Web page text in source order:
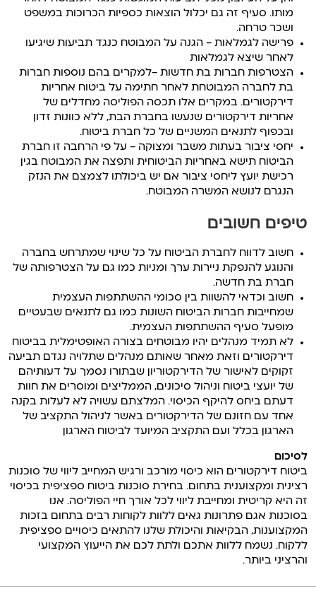
מותו. סעיף זה גם יכלול הוצאות כספיות הכרוכות במשפט
ושכר טרחה.
פרישה לגמלאות – הגנה על המבוטח כנגד תביעות שיגיעו
לאחר שיצא לגמלאות
הצטרפות חברות בת חדשות –למקרים בהם נוספות חברות
בת לחברה המבוטחת לאחר חתימה על ביטוח אחריות
דירקטורים. במקרים אלו תכסה הפוליסה מחדלים של
אחריות דירקטורים שנעשו בחברת הבת, ללא כוונות זדון
ובכפוף לתנאים המשניים של כל חברת ביטוח.
יחסי ציבור בעתות משבר ומצוקה – על פי הרחבה זו חברת
הביטוח תישא באחריות הביטוחית ותפצה את המבוטח בגין
רכישת יועץ ליחסי ציבור אם יש ביכולתו לצמצם את הנזק
הנגרם לנושא המשרה המבוטח.
טיפים חשובים
חשוב לדווח לחברת הביטוח על כל שינוי שמתרחש בחברה
והנוגע להנפקת ניירות ערך ומניות כמו גם על הצטרפותה של
חברת בת חדשה.
חשוב וכדאי להשוות בין סכומי ההשתתפות העצמית
שמחייבות חברות הביטוח השונות כמו גם לתנאים שבעטיים
מופעל סעיף ההשתתפות העצמית.
לא תמיד מנהלים יהיו מבוטחים בצורה האופטימלית בביטוח
דירקטורים וזאת מאחר שאותם מנהלים שתלויה נגדם תביעה
זקוקים לאישור של הדירקטוריון שבתורו נסמך על דעותיהם
של יועצי ביטוח וניהול סיכונים, הממליצים ומוסרים את חוות
דעתם ביחס להיקף הכיסוי. המלצתם עשויה לא לעלות בקנה
אחד עם חזונם של הדירקטורים באשר לניהול התקציב של
הארגון בכלל ועם התקציב המיועד לביטוח הארגון
לסיכום
ביטוח דירקטורים הוא כיסוי מורכב ורגיש המחייב ליווי של סוכנות
רצינית ומקצוענית בתחום. בחירת סוכנות ביטוח ספציפית בכיסוי
זה היא קריטית ומחייבת ליווי לכל אורך חיי הפוליסה. אנו
בסוכנות אגם פתרונות גאים ללוות לקוחות רבים בתחום בזכות
המקצוענות, הבקיאות והיכולת שלנו להתאים כיסויים ספציפית
ללקוח. נשמח ללוות אתכם ולתת לכם את הייעוץ המקצועי
והרציני ביותר.